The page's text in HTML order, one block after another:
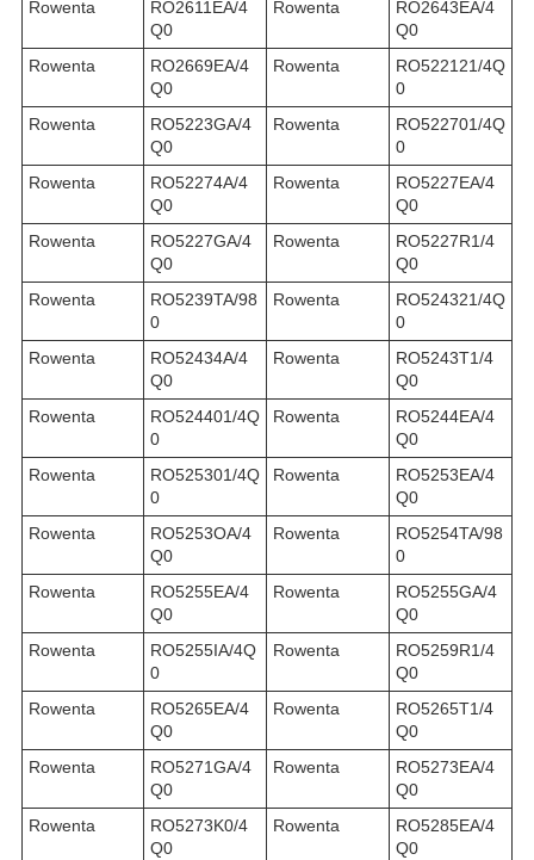
Rowenta
RO2611EA/4
Q0
Rowenta
RO2643EA/4
Q0
Rowenta
RO2669EA/4
Q0
Rowenta
RO522121/4Q
0
Rowenta
RO5223GA/4
Q0
Rowenta
RO522701/4Q
0
Rowenta
RO52274A/4
Q0
Rowenta
RO5227EA/4
Q0
Rowenta
RO5227GA/4
Q0
Rowenta
RO5227R1/4
Q0
Rowenta
RO5239TA/98
0
Rowenta
RO524321/4Q
0
Rowenta
RO52434A/4
Q0
Rowenta
RO5243T1/4
Q0
Rowenta
RO524401/4Q
0
Rowenta
RO5244EA/4
Q0
Rowenta
RO525301/4Q
0
Rowenta
RO5253EA/4
Q0
Rowenta
RO5253OA/4
Q0
Rowenta
RO5254TA/98
0
Rowenta
RO5255EA/4
Q0
Rowenta
RO5255GA/4
Q0
Rowenta
RO5255IA/4Q
0
Rowenta
RO5259R1/4
Q0
Rowenta
RO5265EA/4
Q0
Rowenta
RO5265T1/4
Q0
Rowenta
RO5271GA/4
Q0
Rowenta
RO5273EA/4
Q0
Rowenta
RO5273K0/4
Q0
Rowenta
RO5285EA/4
Q0